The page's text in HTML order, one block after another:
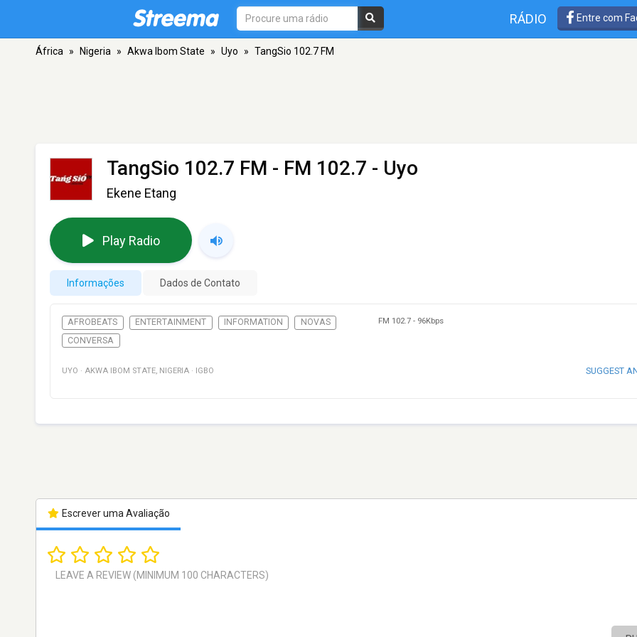
RÁDIO Entre com
África » Nigeria » Akwa Ibom State » Uyo » TangSio 102.7 FM
TangSio 102.7 FM - FM 102.7 - Uyo
Ekene Etang
Play Radio
Informações Dados de Contato
AFROBEATS ENTERTAINMENT INFORMATION
NOVAS
CONVERSA
FM 102.7 - 96Kbps
UYO · AKWA IBOM STATE, NIGERIA · IGBO SUGGEST
Escrever uma Avaliação